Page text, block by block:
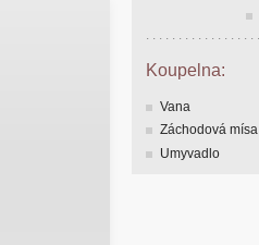
Koupelna:
Vana
Záchodová mísa
Umyvadlo